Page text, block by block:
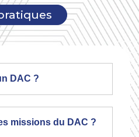
DAC ?
missions du DAC ?